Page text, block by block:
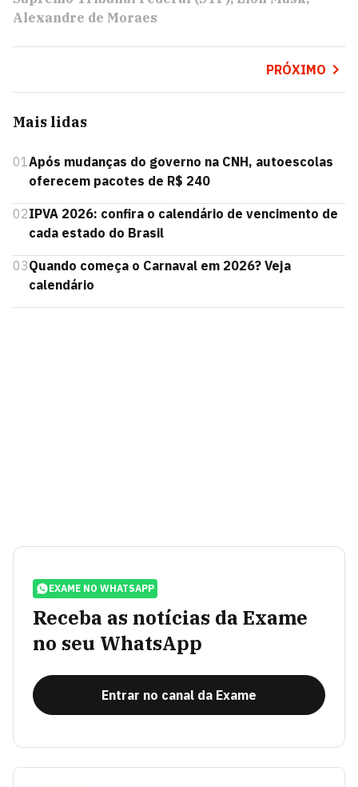
Alexandre de Moraes
PRÓXIMO
Mais lidas
01Após mudanças do governo na CNH, autoescolas
oferecem pacotes de R$ 240
02IPVA 2026: confira o calendário de vencimento de
cada estado do Brasil
03Quando começa o Carnaval em 2026? Veja
calendário
EXAME NO WHATSAPP
Receba as notícias da Exame
no seu WhatsApp
Entrar no canal da Exame